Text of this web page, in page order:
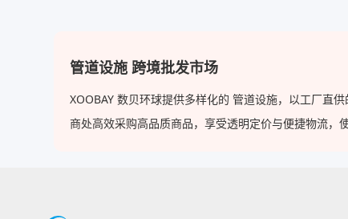
管道设施 跨境批发市场
XOOBAY 数贝环球提供多样化的 管道设施，以工厂直
商处高效采购高品质商品，享受透明定价与便捷物流，